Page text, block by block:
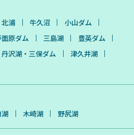
北浦 牛久沼
小山ダム
面原ダム 三島湖
豊英ダム
丹沢湖・三保ダム
津久井湖
木崎湖 野尻湖